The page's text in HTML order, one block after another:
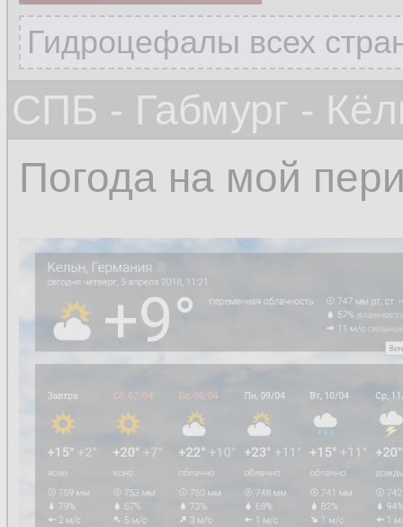
Гидроцефалы всех
СПБ - Габмург -
Погода на мой